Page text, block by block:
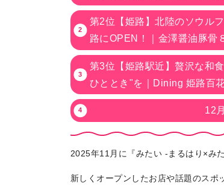
第2位【姫路】北陸のソウル
路にOPEN！｜金澤醤油豚骨
第3位【姫路駅近】贅沢な和
ひととき"を｜Dining 姫路百
12
2025年11月に『みたい -まるはり×み
新しくオープンしたお店や話題のスポ